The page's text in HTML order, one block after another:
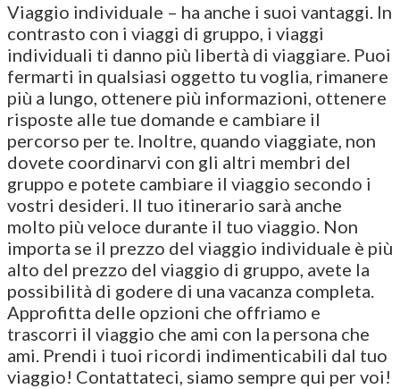
Viaggio individuale – ha anche i suoi vantaggi. In
contrasto con i viaggi di gruppo, i viaggi
individuali ti danno più libertà di viaggiare. Puoi
fermarti in qualsiasi oggetto tu voglia, rimanere
più a lungo, ottenere più informazioni, ottenere
risposte alle tue domande e cambiare il
percorso per te. Inoltre, quando viaggiate, non
dovete coordinarvi con gli altri membri del
gruppo e potete cambiare il viaggio secondo i
vostri desideri. Il tuo itinerario sarà anche
molto più veloce durante il tuo viaggio. Non
importa se il prezzo del viaggio individuale è più
alto del prezzo del viaggio di gruppo, avete la
possibilità di godere di una vacanza completa.
Approfitta delle opzioni che offriamo e
trascorri il viaggio che ami con la persona che
ami. Prendi i tuoi ricordi indimenticabili dal tuo
viaggio! Contattateci, siamo sempre qui per voi!